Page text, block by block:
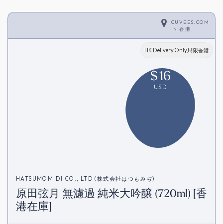
CUVEES.COM
IN香港
HK Delivery Only只限香港
$16
USD
HATSUMOMIDI CO., LTD (株式会社はつもみぢ)
原田弦月 無濾過 純米大吟醸 (720ml) [香
港在庫]